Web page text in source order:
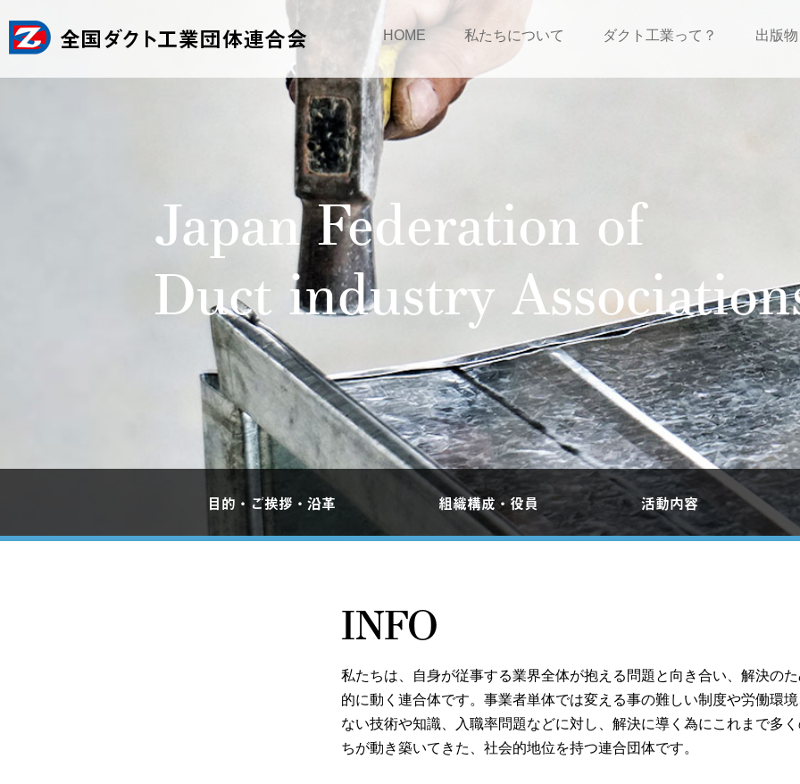
HOME 私たちについて ダクト工業って？ 出版物
Japan Federation of
Duct industry
目的・ご挨拶・沿革 組織構成・役員 活動内容
INFO
私たちは、自身が従事する業界全体が抱える問題と向き合い、解決の
的に動く連合体です。事業者単体では変える事の難しい制度や労働環
ない技術や知識、入職率問題などに対し、解決に導く為にこれまで多
ちが動き築いてきた、社会的地位を持つ連合団体です。